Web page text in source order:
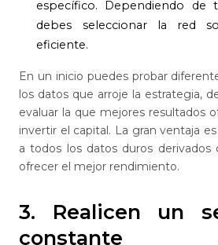
específico. Dependiendo
debes seleccionar la red
eficiente.
En un inicio puedes probar
los datos que arroje la estrategia,
evaluar la que mejores resultados
invertir el capital. La gran ventaja
a todos los datos duros derivados
ofrecer el mejor rendimiento.
3. Realicen un
constante